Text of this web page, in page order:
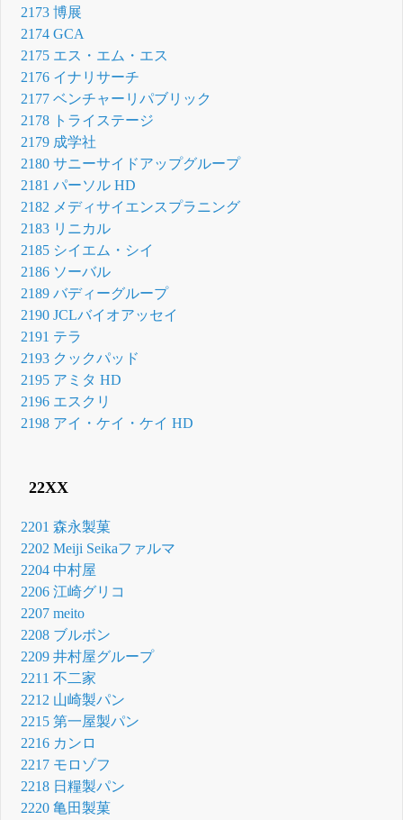
2173 博展
2174 GCA
2175 エス・エム・エス
2176 イナリサーチ
2177 ベンチャーリパブリック
2178 トライステージ
2179 成学社
2180 サニーサイドアップグループ
2181 パーソル HD
2182 メディサイエンスプラニング
2183 リニカル
2185 シイエム・シイ
2186 ソーバル
2189 バディーグループ
2190 JCLバイオアッセイ
2191 テラ
2193 クックパッド
2195 アミタ HD
2196 エスクリ
2198 アイ・ケイ・ケイ HD
22XX
2201 森永製菓
2202 Meiji Seikaファルマ
2204 中村屋
2206 江崎グリコ
2207 meito
2208 ブルボン
2209 井村屋グループ
2211 不二家
2212 山崎製パン
2215 第一屋製パン
2216 カンロ
2217 モロゾフ
2218 日糧製パン
2220 亀田製菓